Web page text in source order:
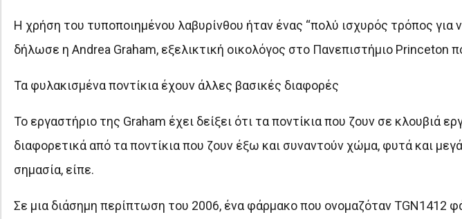
Η χρήση του τυποποιημένου λαβυρίνθου ήταν ένας “πολύ ισχυρός τρόπος για
δήλωσε η Andrea Graham, εξελικτική οικολόγος στο Πανεπιστήμιο Princeton
Τα φυλακισμένα ποντίκια έχουν άλλες βασικές διαφορές
Το εργαστήριο της Graham έχει δείξει ότι τα ποντίκια που ζουν σε κλουβιά
διαφορετικά από τα ποντίκια που ζουν έξω και συναντούν χώμα, φυτά και
σημασία, είπε.
Σε μια διάσημη περίπτωση του 2006, ένα φάρμακο που ονομαζόταν TGN1412